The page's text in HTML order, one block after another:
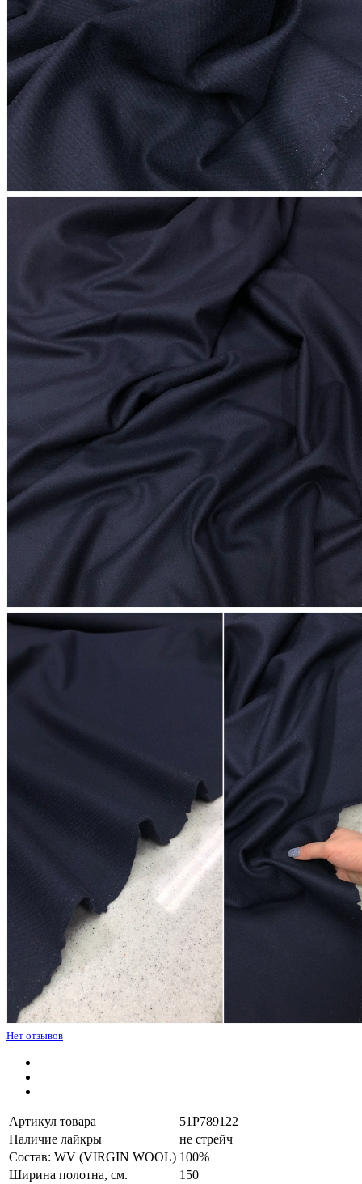
Нет отзывов
Артикул товара
51P789122
Наличие лайкры
не стрейч
Состав: WV (VIRGIN WOOL) 100%
Ширина полотна, см.
150